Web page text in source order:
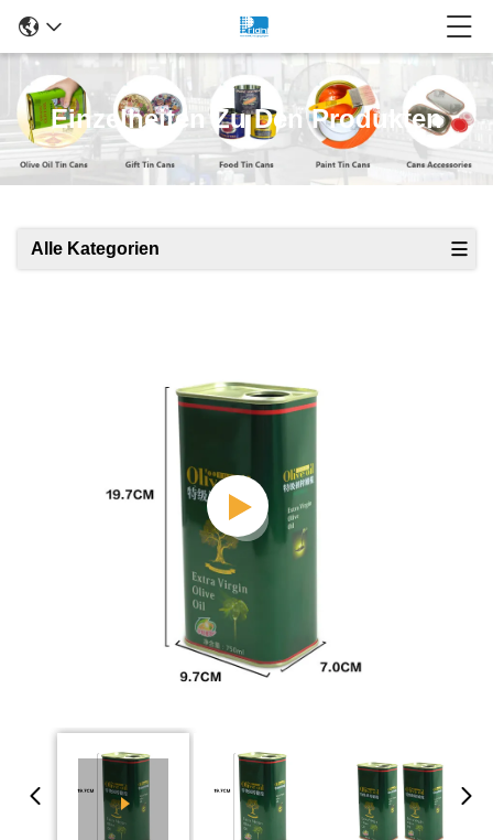
Einzelheiten Zu Den Produkten
Alle Kategorien